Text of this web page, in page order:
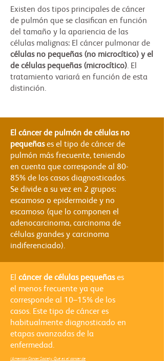
Existen dos tipos principales de cáncer
de pulmón que se clasifican en función
del tamaño y la apariencia de las
células malignas: El cáncer pulmonar de
células no pequeñas (no microcítico) y el
de células pequeñas (microcítico). El
tratamiento variará en función de esta
distinción.
El cáncer de pulmón de células no
pequeñases el tipo de cáncer de
pulmón más frecuente, teniendo
en cuenta que corresponde al 80-
85% de los casos diagnosticados.
Se divide a su vez en 2 grupos:
escamoso o epidermoide y no
escamoso (que lo componen el
adenocarcinoma, carcinoma de
células grandes y carcinoma
indiferenciado).
El cáncer de células pequeñases
el menos frecuente ya que
corresponde al 10–15% de los
casos. Este tipo de cáncer es
habitualmente diagnosticado en
etapas avanzadas de la
enfermedad.
(American Cancer Society. Qué es el cancer de